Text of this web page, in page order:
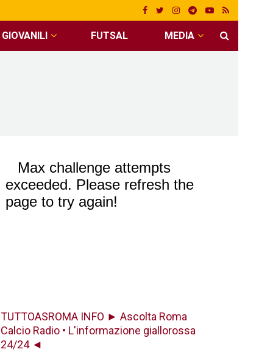
GIOVANILI FUTSAL MEDIA
TUTTOASROMA INFO ► Ascolta Roma
Calcio Radio • L'informazione giallorossa
24/24 ◄